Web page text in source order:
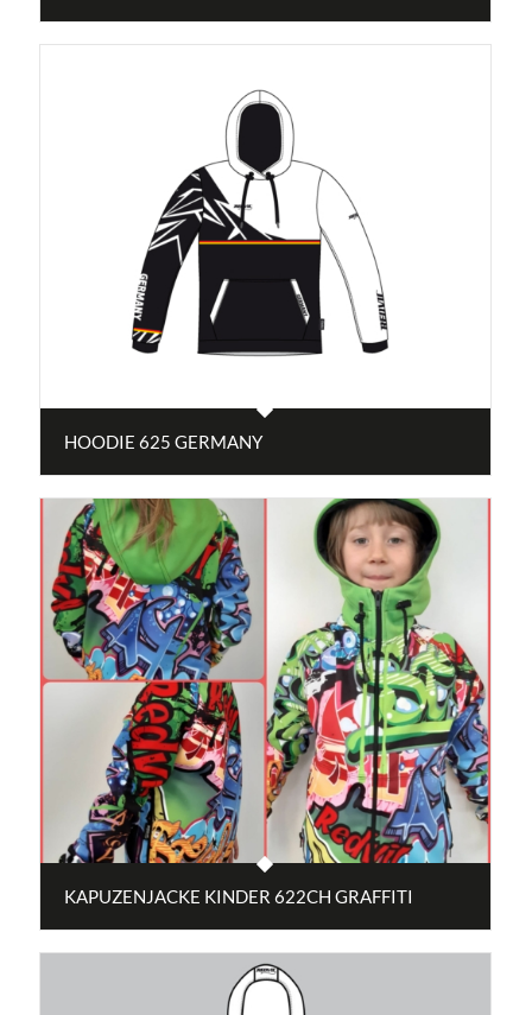
HOODIE 625 GERMANY
KAPUZENJACKE KINDER 622CH GRAFFITI